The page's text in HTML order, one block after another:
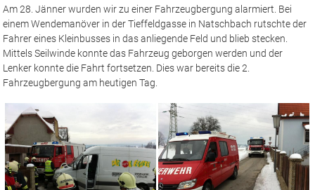
Am 28. Jänner wurden wir zu einer Fahrzeugbergung alarmiert. Bei
einem Wendemanöver in der Tieffeldgasse in Natschbach rutschte der
Fahrer eines Kleinbusses in das anliegende Feld und blieb stecken.
Mittels Seilwinde konnte das Fahrzeug geborgen werden und der
Lenker konnte die Fahrt fortsetzen. Dies war bereits die 2.
Fahrzeugbergung am heutigen Tag.